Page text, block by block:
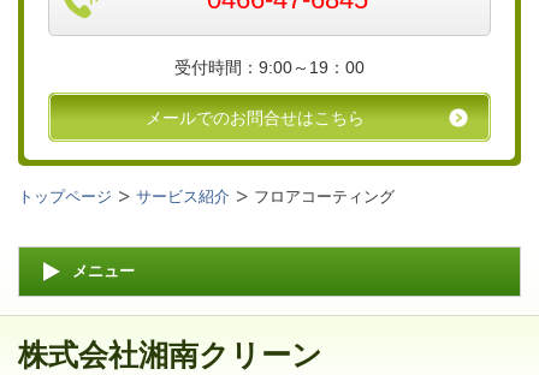
受付時間：9:00～19：00
メールでのお問合せはこちら
トップページ サービス紹介 フロアコーティング
メニュー
株式会社湘南クリーン